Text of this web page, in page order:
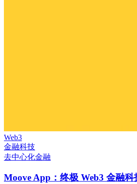
Web3
金融科技
去中心化金融
Moove App：终极 Web3 金融